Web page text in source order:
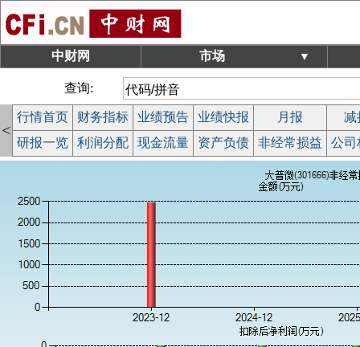
中财网 市场 ▼
查询:
<
行情首页 财务指标 业绩预告 业绩快报 月报
减
研报一览
利润分配 现金流量 资产负债 非经常损益 公司